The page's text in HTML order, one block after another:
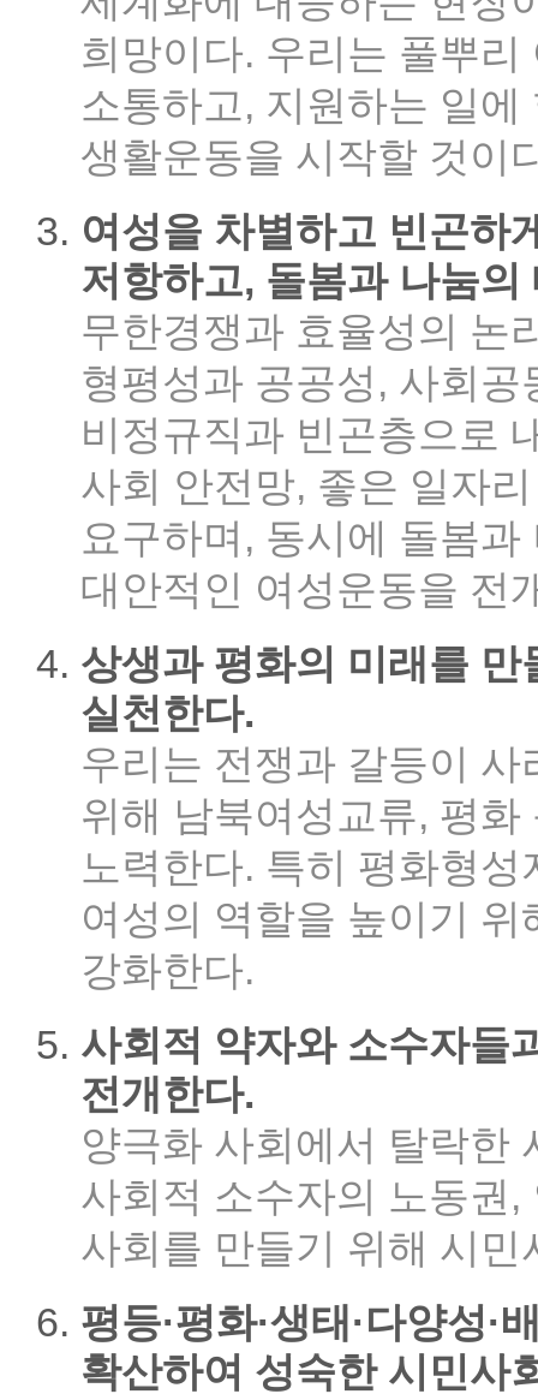
희망이다. 우리는 풀뿌
소통하고, 지원하는 일
생활운동을 시작할 것이
여성을 차별하고 빈곤하
저항하고, 돌봄과 나눔
무한경쟁과 효율성의 논
형평성과 공공성, 사회
비정규직과 빈곤층으로
사회 안전망, 좋은 일자
요구하며, 동시에 돌봄
대안적인 여성운동을 전
상생과 평화의 미래를 만
실천한다.
우리는 전쟁과 갈등이
위해 남북여성교류, 평
노력한다. 특히 평화형
여성의 역할을 높이기
강화한다.
사회적 약자와 소수자들
전개한다.
양극화 사회에서 탈락한
사회적 소수자의 노동권
사회를 만들기 위해 시
평등·평화·생태·다양성·
확산하여 성숙한 시민사